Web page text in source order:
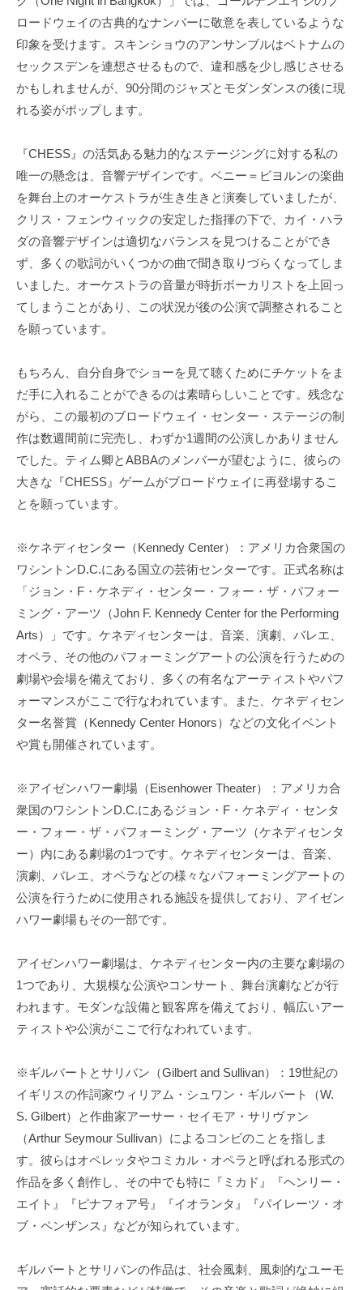
ロードウェイの古典的なナンバーに敬意を表しているような
印象を受けます。スキンショウのアンサンブルはベトナムの
セックスデンを連想させるもので、違和感を少し感じさせる
かもしれませんが、90分間のジャズとモダンダンスの後に現
れる姿がポップします。
『CHESS』の活気ある魅力的なステージングに対する私の
唯一の懸念は、音響デザインです。ベニー＝ビヨルンの楽曲
を舞台上のオーケストラが生き生きと演奏していましたが、
クリス・フェンウィックの安定した指揮の下で、カイ・ハラ
ダの音響デザインは適切なバランスを見つけることができ
ず、多くの歌詞がいくつかの曲で聞き取りづらくなってしま
いました。オーケストラの音量が時折ボーカリストを上回っ
てしまうことがあり、この状況が後の公演で調整されること
を願っています。
もちろん、自分自身でショーを見て聴くためにチケットをま
だ手に入れることができるのは素晴らしいことです。残念な
がら、この最初のブロードウェイ・センター・ステージの制
作は数週間前に完売し、わずか1週間の公演しかありません
でした。ティム卿とABBAのメンバーが望むように、彼らの
大きな『CHESS』ゲームがブロードウェイに再登場するこ
とを願っています。
※ケネディセンター（Kennedy Center）：アメリカ合衆国の
ワシントンD.C.にある国立の芸術センターです。正式名称は
「ジョン・F・ケネディ・センター・フォー・ザ・パフォー
ミング・アーツ（John F. Kennedy Center for the Performing
Arts）」です。ケネディセンターは、音楽、演劇、バレエ、
オペラ、その他のパフォーミングアートの公演を行うための
劇場や会場を備えており、多くの有名なアーティストやパフ
ォーマンスがここで行なわれています。また、ケネディセン
ター名誉賞（Kennedy Center Honors）などの文化イベント
や賞も開催されています。
※アイゼンハワー劇場（Eisenhower Theater）：アメリカ合
衆国のワシントンD.C.にあるジョン・F・ケネディ・センタ
ー・フォー・ザ・パフォーミング・アーツ（ケネディセンタ
ー）内にある劇場の1つです。ケネディセンターは、音楽、
演劇、バレエ、オペラなどの様々なパフォーミングアートの
公演を行うために使用される施設を提供しており、アイゼン
ハワー劇場もその一部です。
アイゼンハワー劇場は、ケネディセンター内の主要な劇場の
1つであり、大規模な公演やコンサート、舞台演劇などが行
われます。モダンな設備と観客席を備えており、幅広いアー
ティストや公演がここで行なわれています。
※ギルバートとサリバン（Gilbert and Sullivan）：19世紀の
イギリスの作詞家ウィリアム・シュワン・ギルバート（W.
S. Gilbert）と作曲家アーサー・セイモア・サリヴァン
（Arthur Seymour Sullivan）によるコンビのことを指しま
す。彼らはオペレッタやコミカル・オペラと呼ばれる形式の
作品を多く創作し、その中でも特に『ミカド』『ヘンリー・
エイト』『ピナフォア号』『イオランタ』『パイレーツ・オ
ブ・ペンザンス』などが知られています。
ギルバートとサリバンの作品は、社会風刺、風刺的なユーモ